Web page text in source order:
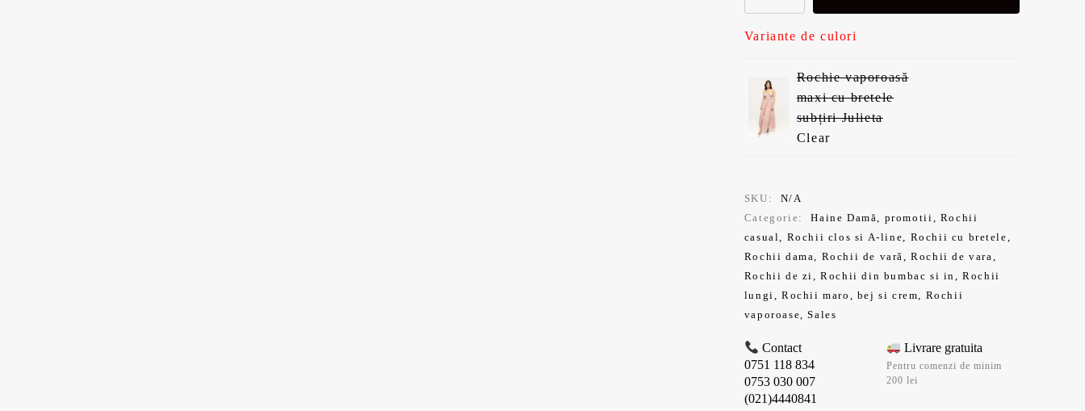
Variante de culori
Rochie vaporoasă
maxi cu bretele
subțiri Julieta
Clear
SKU:
N/A
Categorie:
Haine Damă, promotii, Rochii
casual, Rochii clos si A-line, Rochii cu bretele,
Rochii dama, Rochii de vară,Rochii de vara,
Rochii de zi,Rochii din bumbac si in,Rochii
lungi,Rochii maro, bej si crem, Rochii
vaporoase,Sales
Contact
0751 118 834
0753 030 007
(021)4440841
Livrare gratuita
Pentru comenzi de minim
200 lei